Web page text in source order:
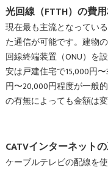
光回線（FTTH）の費
現在最も主流となってい
た通信が可能です。建物
回線終端装置（ONU）を
安は戸建住宅で15,000円
円〜20,000円程度が一般
の有無によっても金額は変
CATVインターネット
ケーブルテレビの配線を